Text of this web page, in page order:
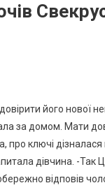
його нової
за домом. Мати
про ключі
дівчина. -Так
відповів